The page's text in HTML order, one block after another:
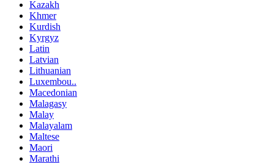
Kazakh
Khmer
Kurdish
Kyrgyz
Latin
Latvian
Lithuanian
Luxembou..
Macedonian
Malagasy
Malay
Malayalam
Maltese
Maori
Marathi